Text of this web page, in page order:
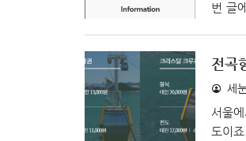
번 글
가야
com)
전곡
세
서울
도이